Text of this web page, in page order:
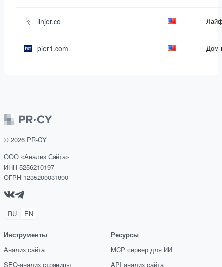
linjer.co —
pier1.com — Дом
© 2026 PR-CY
ООО «Анализ Сайта»
ИНН 5256210197
ОГРН 1235200031890
RU EN
Инструменты
Анализ сайта
SEO-анализ страницы
Ресурсы
MCP сервер для ИИ
API анализ сайта